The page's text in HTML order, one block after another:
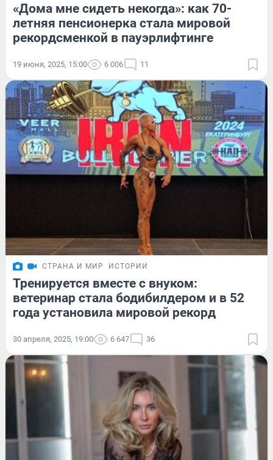
«Дома мне сидеть некогда»: как 70-
летняя пенсионерка стала мировой
рекордсменкой в пауэрлифтинге
19 июня, 2025, 15:00 6 006 11
СТРАНА И МИР ИСТОРИИ
Тренируется вместе с внуком:
ветеринар стала бодибилдером и в 52
года установила мировой рекорд
30 апреля, 2025, 19:00 6 647 36